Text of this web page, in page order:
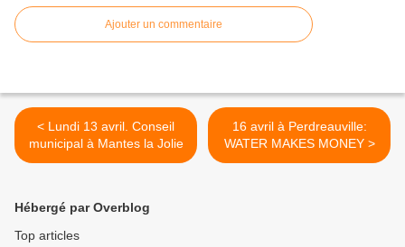
Ajouter un commentaire
< Lundi 13 avril. Conseil
municipal à Mantes la Jolie
16 avril à Perdreauville:
WATER MAKES MONEY >
Hébergé par Overblog
Top articles